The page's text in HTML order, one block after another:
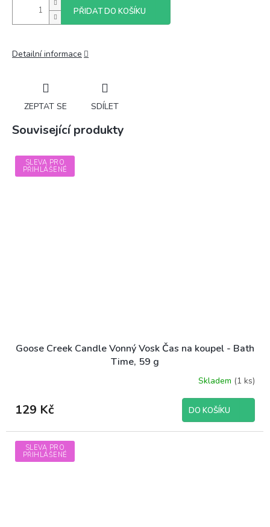
PŘIDAT DO KOŠÍKU
Detailní informace
ZEPTAT SE SDÍLET
Související produkty
SLEVA PRO
PŘIHLÁŠENÉ
Goose Creek Candle Vonný Vosk Čas na koupel - Bath
Time, 59 g
Skladem (1 ks)
129 Kč DO KOŠÍKU
SLEVA PRO
PŘIHLÁŠENÉ